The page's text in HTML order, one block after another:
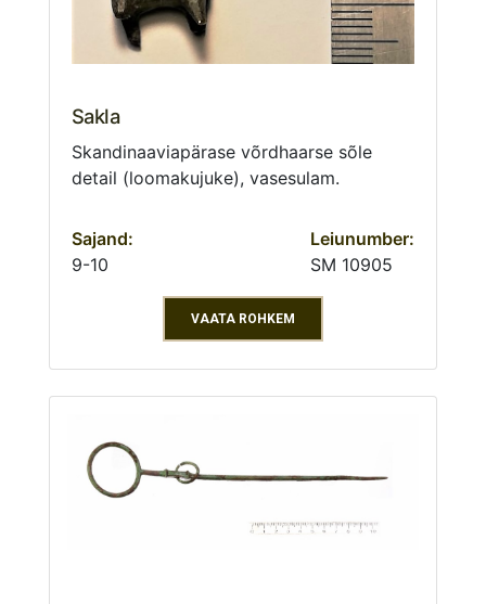
Sakla
Skandinaaviapärase võrdhaarse sõle
detail (loomakujuke), vasesulam.
Sajand:
9-10
Leiunumber:
SM 10905
VAATA ROHKEM